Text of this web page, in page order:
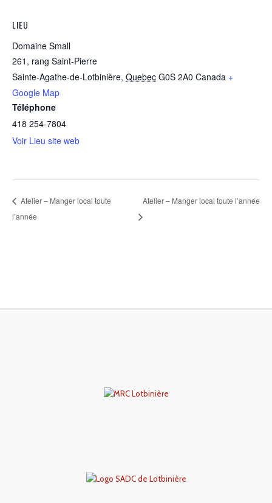
LIEU
Domaine Small
261, rang Saint-Pierre
Sainte-Agathe-de-Lotbinière, Quebec G0S 2A0 Canada +
Google Map
Téléphone
418 254-7804
Voir Lieu site web
Atelier – Manger local toute
l’année
Atelier – Manger local toute l’année